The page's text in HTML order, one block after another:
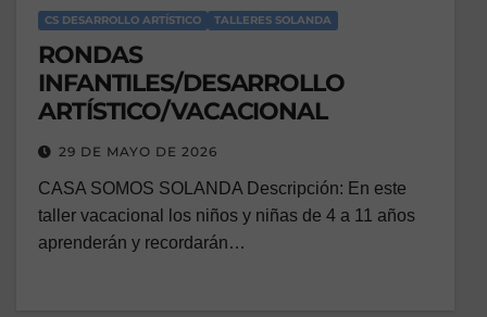
CS DESARROLLO ARTÍSTICO TALLERES SOLANDA
RONDAS
INFANTILES/DESARROLLO
ARTÍSTICO/VACACIONAL
29 DE MAYO DE 2026
CASA SOMOS SOLANDA Descripción: En este
taller vacacional los niños y niñas de 4 a 11 años
aprenderán y recordarán…